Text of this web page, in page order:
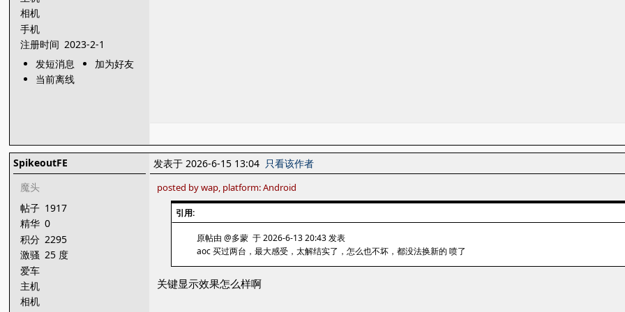
相机
手机
注册时间 2023-2-1
发短消息
加为好友
当前离线
SpikeoutFE
魔头
帖子 1917
精华 0
积分 2295
激骚 25 度
爱车
主机
相机
发表于 2026-6-15 13:04 只看该作者
posted by wap, platform: Android
引用:
原帖由 @多蒙 于 2026-6-13 20:43 发表
aoc 买过两台，最大感受，太解结实了，怎么也不坏，都没法换新的 喷了
关键显示效果怎么样啊